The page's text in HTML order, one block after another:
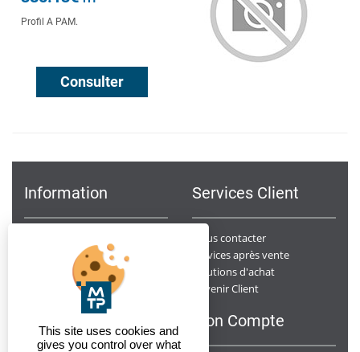
Profil A PAM.
Consulter
Information
Points de ventes
Données Personnelles
Services Client
Nous contacter
Services après vente
Solutions d'achat
Devenir Client
Mon Compte
This site uses cookies and
gives you control over what